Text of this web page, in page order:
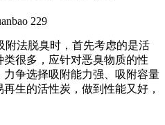
229
附法脱臭时，首先考虑的是活
很多，应针对恶臭物质的性
争选择吸附能力强、吸附容量
生的活性炭，做到性能又好，